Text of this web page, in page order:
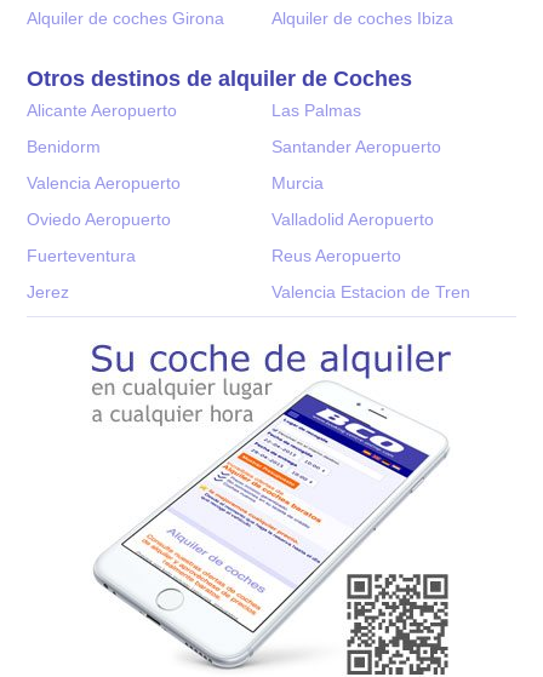
Alquiler de coches Girona
Alquiler de coches Ibiza
Otros destinos de alquiler de Coches
Alicante Aeropuerto
Las Palmas
Benidorm
Santander Aeropuerto
Valencia Aeropuerto
Murcia
Oviedo Aeropuerto
Valladolid Aeropuerto
Fuerteventura
Reus Aeropuerto
Jerez
Valencia Estacion de Tren